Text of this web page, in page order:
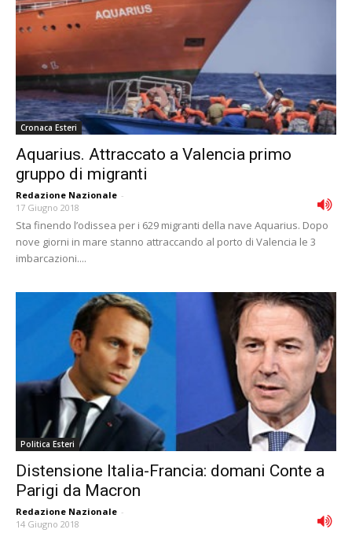
Cronaca Esteri
Aquarius. Attraccato a Valencia primo
gruppo di migranti
Redazione Nazionale -
17 Giugno 2018
Sta finendo l’odissea per i 629 migranti della nave Aquarius. Dopo
nove giorni in mare stanno attraccando al porto di Valencia le 3
imbarcazioni....
Politica Esteri
Distensione Italia-Francia: domani Conte a
Parigi da Macron
Redazione Nazionale -
14 Giugno 2018